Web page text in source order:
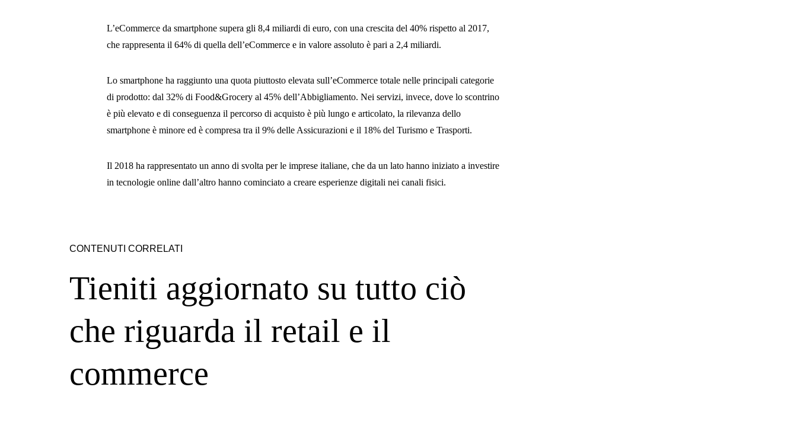
L’eCommerce da smartphone supera gli 8,4 miliardi di euro, con una crescita del 40% rispetto al 2017,
che rappresenta il 64% di quella dell’eCommerce e in valore assoluto è pari a 2,4 miliardi.
Lo smartphone ha raggiunto una quota piuttosto elevata sull’eCommerce totale nelle principali categorie
di prodotto: dal 32% di Food&Grocery al 45% dell’Abbigliamento. Nei servizi, invece, dove lo scontrino
è più elevato e di conseguenza il percorso di acquisto è più lungo e articolato, la rilevanza dello
smartphone è minore ed è compresa tra il 9% delle Assicurazioni e il 18% del Turismo e Trasporti.
Il 2018 ha rappresentato un anno di svolta per le imprese italiane, che da un lato hanno iniziato a investire
in tecnologie online dall’altro hanno cominciato a creare esperienze digitali nei canali fisici.
CONTENUTI CORRELATI
Tieniti aggiornato su tutto ciò
che riguarda il retail e il
commerce